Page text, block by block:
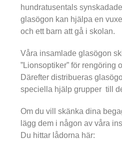
hundratusentals
glasögon kan hjälpa en
och ett barn att gå i skolan.
Våra insamlade glasögon
”Lionsoptiker” för rengöring
Därefter distribueras
speciella hjälp grupper till
Om du vill skänka dina
lägg dem i någon av våra
Du hittar lådorna här: